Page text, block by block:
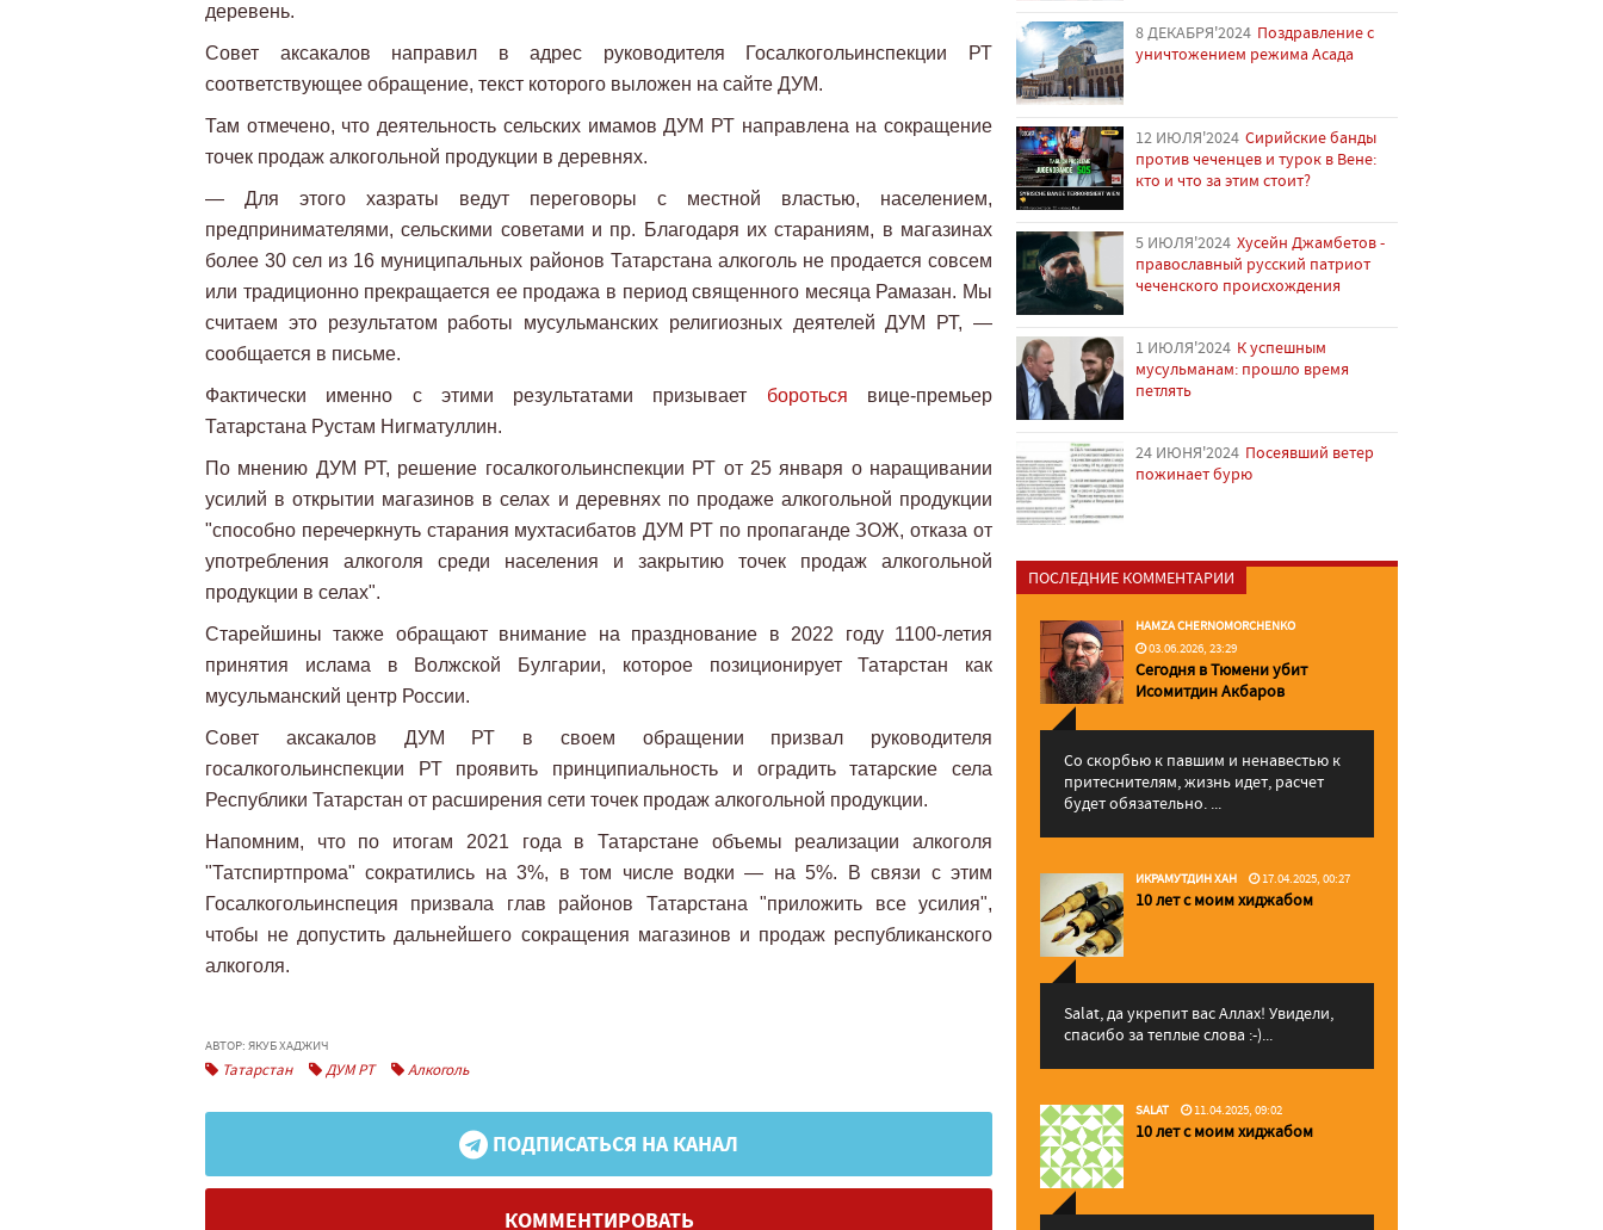
деревень.
Совет аксакалов направил в адрес руководителя Госалкогольинспекции РТ
соответствующее обращение, текст которого выложен на сайте ДУМ.
Там отмечено, что деятельность сельских имамов ДУМ РТ направлена на сокращение
точек продаж алкогольной продукции в деревнях.
— Для этого хазраты ведут переговоры с местной властью, населением,
предпринимателями, сельскими советами и пр. Благодаря их стараниям, в магазинах
более 30 сел из 16 муниципальных районов Татарстана алкоголь не продается совсем
или традиционно прекращается ее продажа в период священного месяца Рамазан. Мы
считаем это результатом работы мусульманских религиозных деятелей ДУМ РТ, —
сообщается в письме.
Фактически именно с этими результатами призывает бороться вице-премьер
Татарстана Рустам Нигматуллин.
По мнению ДУМ РТ, решение госалкогольинспекции РТ от 25 января о наращивании
усилий в открытии магазинов в селах и деревнях по продаже алкогольной продукции
"способно перечеркнуть старания мухтасибатов ДУМ РТ по пропаганде ЗОЖ, отказа от
употребления алкоголя среди населения и закрытию точек продаж алкогольной
продукции в селах".
Старейшины также обращают внимание на празднование в 2022 году 1100-летия
принятия ислама в Волжской Булгарии, которое позиционирует Татарстан как
мусульманский центр России.
Совет аксакалов ДУМ РТ в своем обращении призвал руководителя
госалкогольинспекции РТ проявить принципиальность и оградить татарские села
Республики Татарстан от расширения сети точек продаж алкогольной продукции.
Напомним, что по итогам 2021 года в Татарстане объемы реализации алкоголя
"Татспиртпрома" сократились на 3%, в том числе водки — на 5%. В связи с этим
Госалкогольинспеция призвала глав районов Татарстана "приложить все усилия",
чтобы не допустить дальнейшего сокращения магазинов и продаж республиканского
алкоголя.
АВТОР: ЯКУБ ХАДЖИЧ
Татарстан ДУМ РТ Алкоголь
ПОДПИСАТЬСЯ НА КАНАЛ
КОММЕНТИРОВАТЬ
8 ДЕКАБРЯ'2024 Поздравление с
уничтожением режима Асада
12 ИЮЛЯ'2024 Сирийские банды
против чеченцев и турок в Вене:
кто и что за этим стоит?
5 ИЮЛЯ'2024 Хусейн Джамбетов -
православный русский патриот
чеченского происхождения
1 ИЮЛЯ'2024 К успешным
мусульманам: прошло время
петлять
24 ИЮНЯ'2024 Посеявший ветер
пожинает бурю
ПОСЛЕДНИЕ КОММЕНТАРИИ
HAMZA CHERNOMORCHENKO
03.06.2026, 23:29
Сегодня в Тюмени убит
Исомитдин Акбаров
Со скорбью к павшим и ненавестью к
притеснителям, жизнь идет, расчет
будет обязательно. ...
ИКРАМУТДИН ХАН 17.04.2025, 00:27
10 лет с моим хиджабом
Salat, да укрепит вас Аллаx! Увидели,
спасибо за теплые слова :-)...
SALAT 11.04.2025, 09:02
10 лет с моим хиджабом